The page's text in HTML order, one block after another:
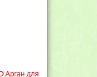
для